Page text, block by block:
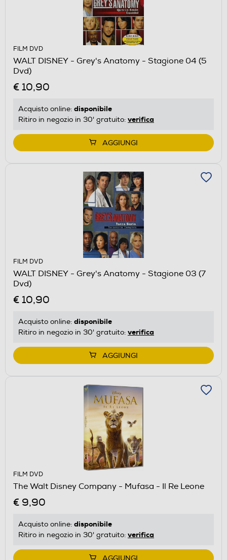
FILM DVD
WALT DISNEY - Grey's Anatomy - Stagione 04 (5
Dvd)
€ 10,90
Acquisto online: disponibile
Ritiro in negozio in 30' gratuito: verifica
AGGIUNGI
FILM DVD
WALT DISNEY - Grey's Anatomy - Stagione 03 (7
Dvd)
€ 10,90
Acquisto online: disponibile
Ritiro in negozio in 30' gratuito: verifica
AGGIUNGI
FILM DVD
The Walt Disney Company - Mufasa - Il Re Leone
€ 9,90
Acquisto online: disponibile
Ritiro in negozio in 30' gratuito: verifica
AGGIUNGI